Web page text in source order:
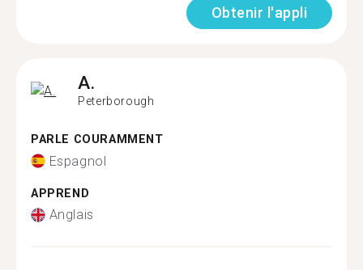
Obtenir l'appli
A.
Peterborough
PARLE COURAMMENT
Espagnol
APPREND
Anglais